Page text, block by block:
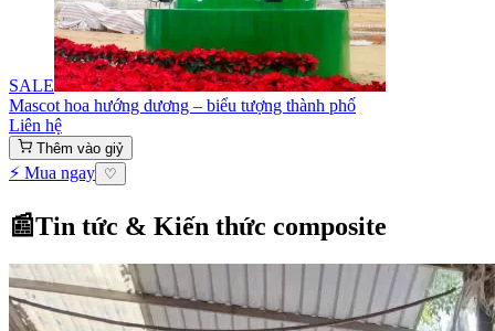
SALE
Mascot hoa hướng dương – biểu tượng thành phố
Liên hệ
Thêm vào giỷ
⚡ Mua ngay ♡
📰Tin tức & Kiến thức composite